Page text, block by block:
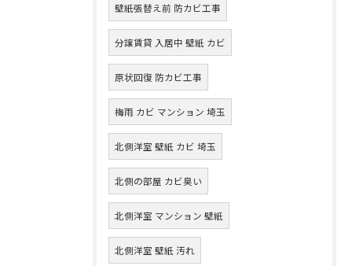
壁紙張替え前 防カビ工事
分譲賃貸 入居中 壁紙 カビ
原状回復 防カビ工事
梅雨 カビ マンション 埼玉
北側洋室 壁紙 カビ 埼玉
北側の部屋 カビ臭い
北側洋室 マンション 壁紙
北側洋室 壁紙 汚れ